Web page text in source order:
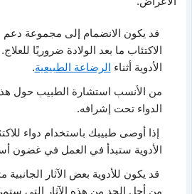
قد يكون الانضمام إلى مجموعة دعم
الاكتئاب ما بعد الولادة ضروريًا
الأدوية أثناء
الرضاعة الطبيعية.
من الأنسب استشارة الطبيب حول
الدواء تحت إشرافه.
إذا أوصى طبيبك باستخدام دواء
الأدوية ستبدأ في العمل في غضون
قد يكون للأدوية بعض الآثار
من أجل الحد من هذه الآثار التي